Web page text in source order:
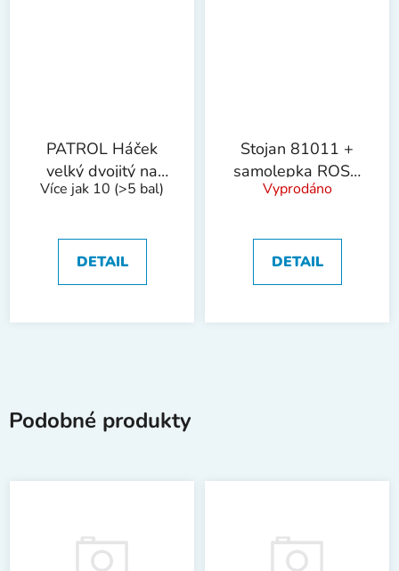
PATROL Háček
velký dvojitý na
nářadí bal/6ks
Více jak 10 (>5 bal)
DETAIL
Stojan 81011 +
samolepka ROSA
!OBJ!
Vyprodáno
DETAIL
Podobné produkty